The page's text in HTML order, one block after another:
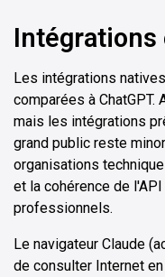
Intégrations
Les intégrations
comparées à
mais les intégrations
grand public reste
organisations
et la cohérence de
professionnels.
Le navigateur Claude
de consulter Internet